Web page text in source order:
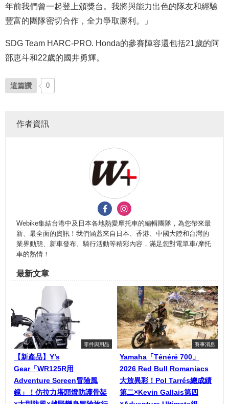
年前我們曾一起登上頒獎台。我將與能力出色的隊友和經驗
豐富的團隊密切合作，全力爭取勝利。」
SDG Team HARC-PRO. Honda的參賽陣容還包括21歲的阿
部恵斗和22歲的國井勇輝
這篇讚 0
作者資訊
Webike集結台港中及日本各地熱愛摩托車的編輯團隊，為您帶來最
新、最全面的資訊！我們涵蓋來自日本、香港、中國大陸和台灣的
業界動態、新車發布、騎行活動等精彩內容，滿足您對電單車/摩托
車的熱情！
最新文章
零件與用品
【新產品】Y’s
Gear「WR125R用
Adventure Screen冒險風
鏡」！仿拉力塔頭燈防護骨架
賽事消息
Yamaha「Ténéré 700」
2026 Red Bull Romaniacs
大放異彩！Pol Tarrés總成績
第二×Kevin Gallais第四